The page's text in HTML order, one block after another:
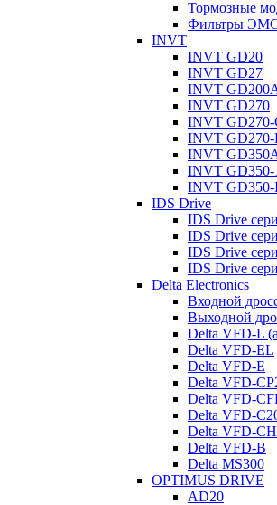
Тормозные
Фильтры
INVT
INVT GD20
INVT GD27
INVT
INVT GD270
INVT GD270-
INVT GD270-
INVT
INVT GD350-
INVT GD350-
IDS Drive
IDS Drive
IDS Drive
IDS Drive
IDS Drive
Delta Electronics
Входной
Выходной
Delta VFD-L
Delta VFD-EL
Delta VFD-E
Delta VFD-
Delta VFD-
Delta VFD-
Delta VFD-
Delta VFD-B
Delta MS300
OPTIMUS DRIVE
AD20